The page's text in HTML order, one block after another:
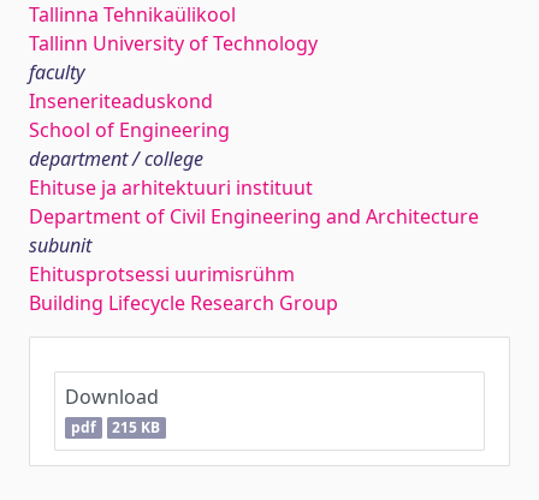
Tallinna Tehnikaülikool
Tallinn University of Technology
faculty
Inseneriteaduskond
School of Engineering
department / college
Ehituse ja arhitektuuri instituut
Department of Civil Engineering and Architecture
subunit
Ehitusprotsessi uurimisrühm
Building Lifecycle Research Group
Download
pdf 215 KB